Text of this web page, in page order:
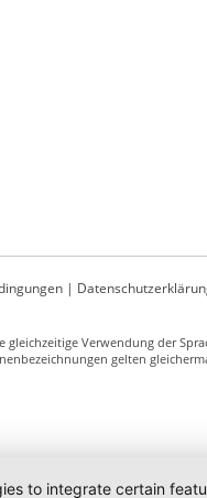
|
gleichzeitige Verwendung der
gelten
to integrate certain